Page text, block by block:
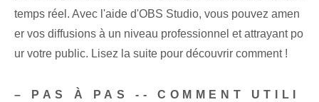
temps réel. Avec l'aide d'OBS Studio, vous pouvez amen
er vos diffusions à un niveau professionnel et attrayant po
ur votre public. Lisez la suite pour découvrir comment !
– PAS À PAS -- COMMENT UTILI